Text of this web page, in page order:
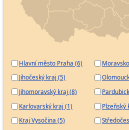
Kontrolor jakosti v energetice
Operátor bloku tepelné
Technik provozu elektrárny
Vrchní inspektor - technik
Zkušební technik letadel
Odborný servisní pracovník
Servisní technik karotážních
Hlavní město Praha (6)
Jihočeský kraj (5)
Jihomoravský kraj (8)
Karlovarský kraj (1)
Kraj Vysočina (5)
Plzeňský